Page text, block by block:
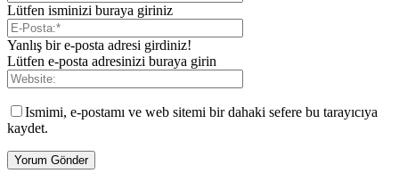
Lütfen isminizi buraya giriniz
Yanlış bir e-posta adresi girdiniz!
Lütfen e-posta adresinizi buraya girin
Ismimi, e-postamı ve web sitemi bir dahaki sefere bu tarayıcıya
kaydet.